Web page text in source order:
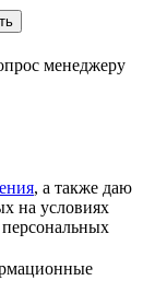
менеджеру
, а также даю
на условиях